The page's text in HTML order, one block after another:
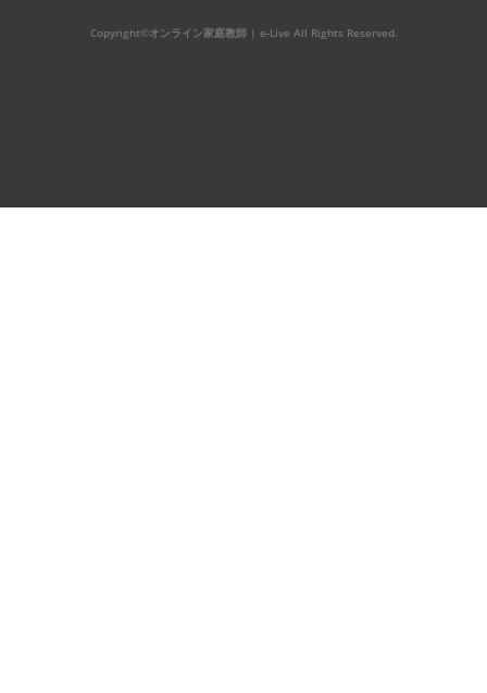
Copyright©オンライン家庭教師 | e-Live All Rights Reserved.